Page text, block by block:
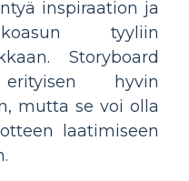
inspiraation ja
tyyliin
Storyboard
hyvin
mutta se voi olla
laatimiseen